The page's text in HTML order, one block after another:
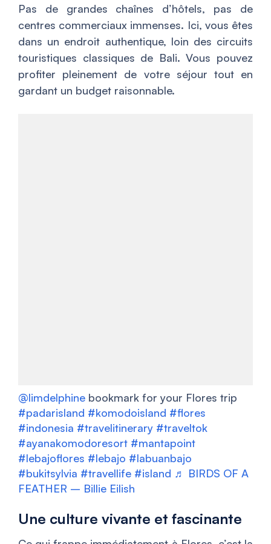
Pas de grandes chaînes d’hôtels, pas de
centres commerciaux immenses. Ici, vous êtes
dans un endroit authentique, loin des circuits
touristiques classiques de Bali. Vous pouvez
profiter pleinement de votre séjour tout en
gardant un budget raisonnable.
@limdelphine bookmark for your Flores trip
#padarisland #komodoisland #flores
#indonesia #travelitinerary #traveltok
#ayanakomodoresort #mantapoint
#lebajoflores #lebajo #labuanbajo
#bukitsylvia #travellife #island ♬ BIRDS OF A
FEATHER – Billie Eilish
Une culture vivante et fascinante